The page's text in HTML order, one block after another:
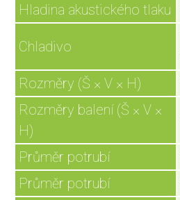
Hladina akustického tlaku
Chladivo
Rozměry (Š × V × H)
Rozměry balení (Š × V ×
H)
Průměr potrubí
Průměr potrubí